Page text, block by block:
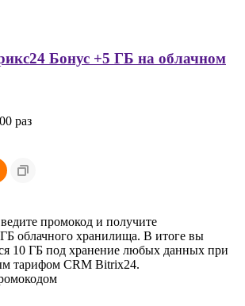
Бонус +5 ГБ на облачном
раз
промокод и получите
облачного хранилища. В итоге вы
10 ГБ под хранение любых данных при
тарифом CRM Bitrix24.